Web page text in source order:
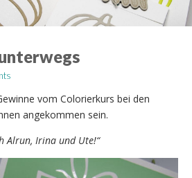
vom Colorierkurs bei den
angekommen sein.
Alrun, Irina und Ute!“